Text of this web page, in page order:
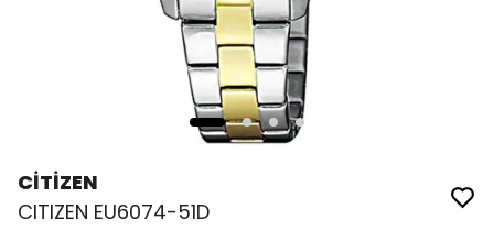
CİTİZEN
CITIZEN EU6074-51D